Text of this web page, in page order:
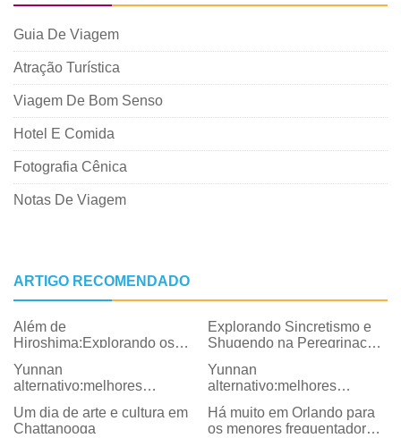
Guia De Viagem
Atração Turística
Viagem De Bom Senso
Hotel E Comida
Fotografia Cênica
Notas De Viagem
ARTIGO RECOMENDADO
Além de
Hiroshima:Explorando os
regiões San’in e San’yo
Explorando Sincretismo e
Shugendo na Peregrinação
Shikoku
Yunnan
alternativo:melhores
as multidões
Yunnan
alternativo:melhores
as multidões
Um dia de arte e cultura em
Chattanooga
Há muito em Orlando para
os menores frequentadores